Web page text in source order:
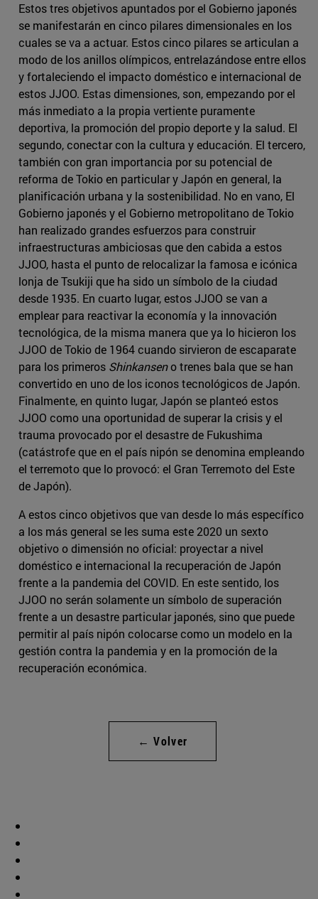
Estos tres objetivos apuntados por el Gobierno japonés
se manifestarán en cinco pilares dimensionales en los
cuales se va a actuar. Estos cinco pilares se articulan a
modo de los anillos olímpicos, entrelazándose entre ellos
y fortaleciendo el impacto doméstico e internacional de
estos JJOO. Estas dimensiones, son, empezando por el
más inmediato a la propia vertiente puramente
deportiva, la promoción del propio deporte y la salud. El
segundo, conectar con la cultura y educación. El tercero,
también con gran importancia por su potencial de
reforma de Tokio en particular y Japón en general, la
planificación urbana y la sostenibilidad. No en vano, El
Gobierno japonés y el Gobierno metropolitano de Tokio
han realizado grandes esfuerzos para construir
infraestructuras ambiciosas que den cabida a estos
JJOO, hasta el punto de relocalizar la famosa e icónica
lonja de Tsukiji que ha sido un símbolo de la ciudad
desde 1935. En cuarto lugar, estos JJOO se van a
emplear para reactivar la economía y la innovación
tecnológica, de la misma manera que ya lo hicieron los
JJOO de Tokio de 1964 cuando sirvieron de escaparate
para los primeros Shinkanseno trenes bala que se han
convertido en uno de los iconos tecnológicos de Japón.
Finalmente, en quinto lugar, Japón se planteó estos
JJOO como una oportunidad de superar la crisis y el
trauma provocado por el desastre de Fukushima
(catástrofe que en el país nipón se denomina empleando
el terremoto que lo provocó: el Gran Terremoto del Este
de Japón).
A estos cinco objetivos que van desde lo más específico
a los más general se les suma este 2020 un sexto
objetivo o dimensión no oficial: proyectar a nivel
doméstico e internacional la recuperación de Japón
frente a la pandemia del COVID. En este sentido, los
JJOO no serán solamente un símbolo de superación
frente a un desastre particular japonés, sino que puede
permitir al país nipón colocarse como un modelo en la
gestión contra la pandemia y en la promoción de la
recuperación económica.
← Volver